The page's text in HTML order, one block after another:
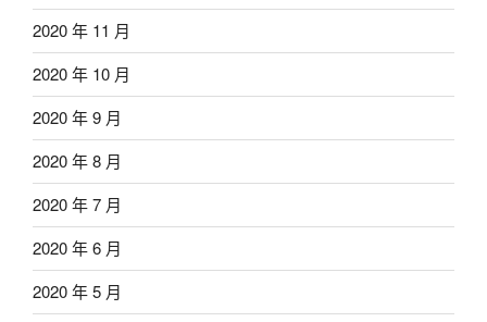
2020 年 11 月
2020 年 10 月
2020 年 9 月
2020 年 8 月
2020 年 7 月
2020 年 6 月
2020 年 5 月